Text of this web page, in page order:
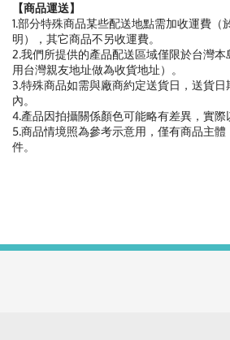
【商品運送】
1.部分特殊商品某些配送地點需加收運費（
明），其它商品不另收運費。
2.我們所提供的產品配送區域僅限於台灣
用台灣親友地址做為收貨地址）。
3.特殊商品如需與廠商約定送貨日，送貨
內。
4.產品因拍攝關係顏色可能略有差異，實際
5.商品情境照為參考示意用，僅有商品主
件。